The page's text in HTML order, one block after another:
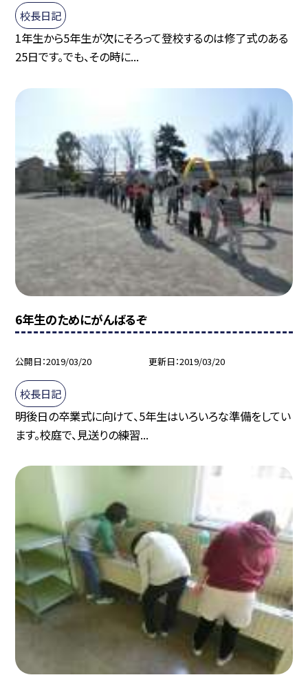
校長日記
1年生から5年生が次にそろって登校するのは修了式のある
25日です。でも、その時に...
6年生のためにがんばるぞ
公開日 2019/03/20 更新日 2019/03/20
校長日記
明後日の卒業式に向けて、5年生はいろいろな準備をしてい
ます。校庭で、見送りの練習...